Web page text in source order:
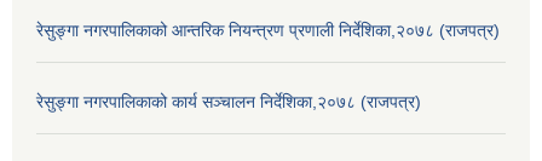
रेसुङ्गा नगरपालिकाको आन्तरिक नियन्त्रण प्रणाली निर्देशिका,२०७८ (राजपत्र)
रेसुङ्गा नगरपालिकाको कार्य सञ्चालन निर्देशिका,२०७८ (राजपत्र)